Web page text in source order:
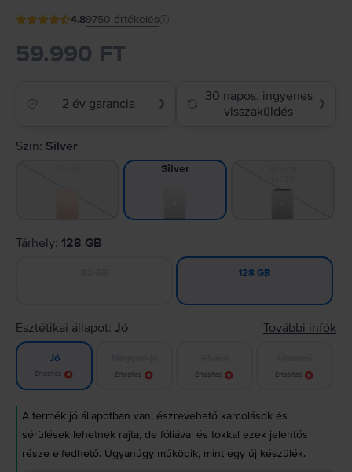
4.89750 értékelés
59.990 FT
2 év garancia ❯
30 napos, ingyenes
visszaküldés
❯
Szín: Silver
Silver
Tárhely: 128 GB
128 GB
Esztétikai állapot: Jó További infók
Jó
Értesítés Értesítés Értesítés Értesítés
A termék jó állapotban van; észrevehető karcolások és
sérülések lehetnek rajta, de fóliával és tokkal ezek jelentős
része elfedhető. Ugyanúgy működik, mint egy új készülék.